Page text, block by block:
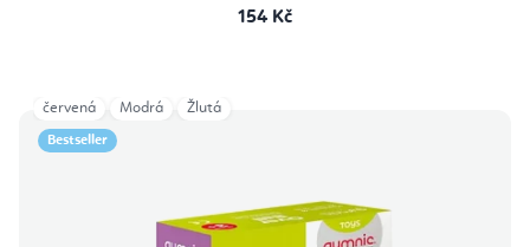
154 Kč
Bestseller
červená Modrá Žlutá